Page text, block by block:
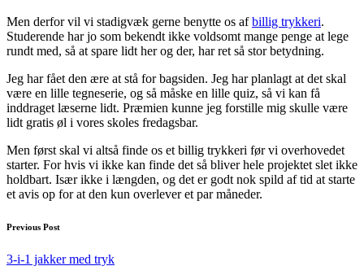
Men derfor vil vi stadigvæk gerne benytte os afbillig trykkeri.
Studerende har jo som bekendt ikke voldsomt mange penge at lege
rundt med, så at spare lidt her og der, har ret så stor betydning.
Jeg har fået den ære at stå for bagsiden. Jeg har planlagt at det skal
være en lille tegneserie, og så måske en lille quiz, så vi kan få
inddraget læserne lidt. Præmien kunne jeg forstille mig skulle være
lidt gratis øl i vores skoles fredagsbar.
Men først skal vi altså finde os et billig trykkeri før vi overhovedet
starter. For hvis vi ikke kan finde det så bliver hele projektet slet ikke
holdbart. Især ikke i længden, og det er godt nok spild af tid at starte
et avis op for at den kun overlever et par måneder.
Post
navigation
Previous Post
3-i-1 jakker med tryk